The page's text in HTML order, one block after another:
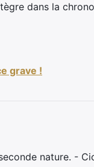
dans la
grave !
nature. -